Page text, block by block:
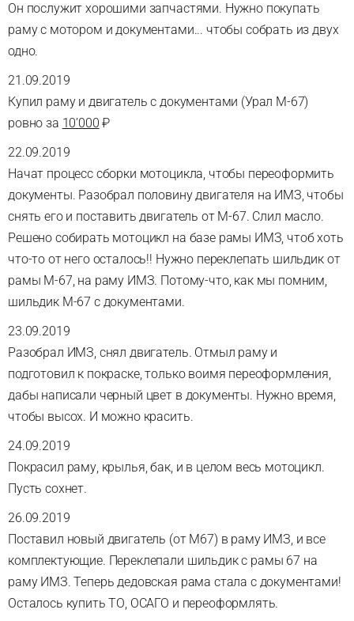
Он послужит хорошими запчастями. Нужно покупать
раму с мотором и документами... чтобы собрать из двух
одно.
21.09.2019
Купил раму и двигатель с документами (Урал М-67)
ровно за 10’000 ₽
22.09.2019
Начат процесс сборки мотоцикла, чтобы переоформить
документы. Разобрал половину двигателя на ИМЗ, чтобы
снять его и поставить двигатель от М-67. Слил масло.
Решено собирать мотоцикл на базе рамы ИМЗ, чтоб хоть
что-то от него осталось!! Нужно переклепать шильдик от
рамы М-67, на раму ИМЗ. Потому-что, как мы помним,
шильдик М-67 с документами.
23.09.2019
Разобрал ИМЗ, снял двигатель. Отмыл раму и
подготовил к покраске, только воимя переоформления,
дабы написали черный цвет в документы. Нужно время,
чтобы высох. И можно красить.
24.09.2019
Покрасил раму, крылья, бак, и в целом весь мотоцикл.
Пусть сохнет.
26.09.2019
Поставил новый двигатель (от М67) в раму ИМЗ, и все
комплектующие. Переклепали шильдик с рамы 67 на
раму ИМЗ. Теперь дедовская рама стала с документами!
Осталось купить ТО, ОСАГО и переоформлять.